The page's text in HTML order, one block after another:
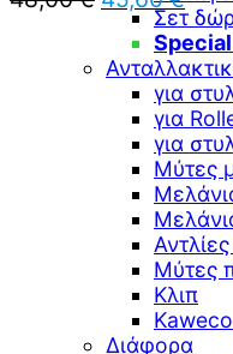
Σετ
για
για
για
Μύτες
Μύτες
Κλιπ
Διάφορα
price
was:
48,00 €.
τιμή
είναι: